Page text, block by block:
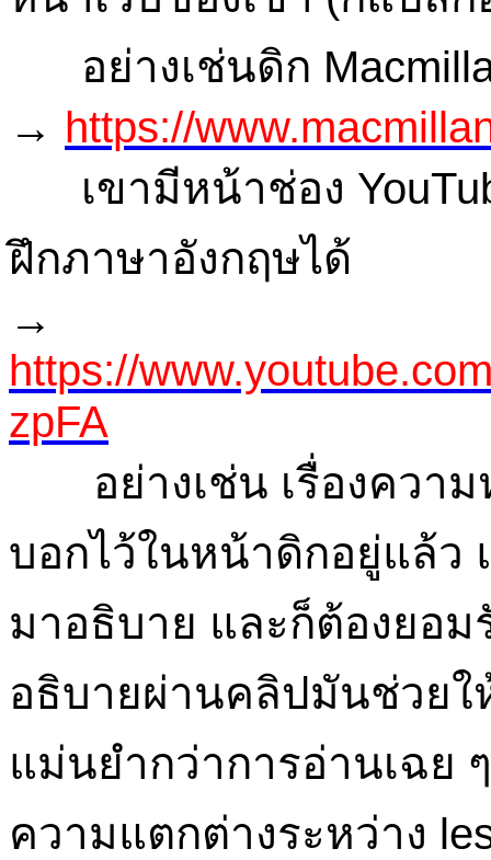
อย่างเช่นดิก
→ https://
เขามีหน้าช่อง
ฝึกภาษาอังกฤษได้
→
https://
zpFA
อย่างเช่น เรื่องความ
บอกไว้ในหน้าดิกอยู่แล้ว
มาอธิบาย และก็ต้องยอ
อธิบายผ่านคลิปมันช่วยใ
แม่นยำกว่าการอ่านเฉย
ความแตกต่างระหว่าง